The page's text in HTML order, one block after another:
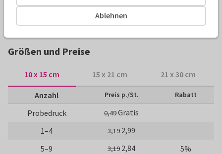
Einschulungskarten Paperhugs - by Lidy
Größen und Preise
10 x 15 cm 15 x 21 cm 21 x 30 cm
Anzahl Preis p./St. Rabatt
Probedruck 0,49Gratis
1–4
3,19 2,99
5–9
3,19 2,84 5%
Ablehnen